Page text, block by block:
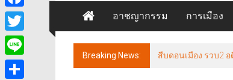
อาชญากรรม การเมือง
Breaking News: นนทบุรี เวทีประชุม
Facebook
Twitter
Line